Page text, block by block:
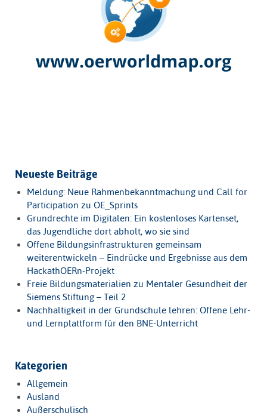
Neueste Beiträge
Meldung: Neue Rahmenbekanntmachung und Call for
Participation zu OE_Sprints
Grundrechte im Digitalen: Ein kostenloses Kartenset,
das Jugendliche dort abholt, wo sie sind
Offene Bildungsinfrastrukturen gemeinsam
weiterentwickeln – Eindrücke und Ergebnisse aus dem
HackathOERn-Projekt
Freie Bildungsmaterialien zu Mentaler Gesundheit der
Siemens Stiftung – Teil 2
Nachhaltigkeit in der Grundschule lehren: Offene Lehr-
und Lernplattform für den BNE-Unterricht
Kategorien
Allgemein
Ausland
Außerschulisch